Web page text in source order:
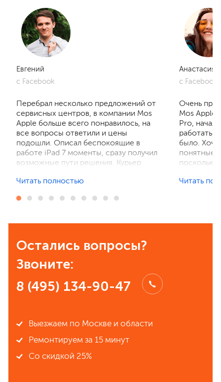
Евгений
с Facebook
Перебрал несколько предложений от
сервисных центров, в компании Mos
Apple больше всего понравилось, на
все вопросы ответили и цены
подошли. Описал беспокоящие в
работе iPad 7 моменты, сразу получил
возможные пути решения. Курьер
отзвонились по итогам осмотра,
порадовал, без лишнего ожидания и
рекомендовать всем знакомым.
Читать полностью
Анастасия
с Facebook
Очень
Mos
Pro, начал
работать,
было. Хочу
понятные
поскольку
Читать
Остались вопросы?
Звоните:
8 (495) 134-90-47
Выезжаем по Москве и области
Ремонтируем за 15 минут
Со скидкой 25%